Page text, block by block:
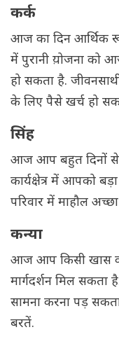
कर्क
आज का दिन आर्थिक
में पुरानी य़ोजना को
हो सकता है.
के लिए पैसे खर्च हो
सिंह
आज आप बहुत दिनों से
कार्यक्षेत्र में आपको
परिवार में माहौल
कन्या
आज आप किसी खास
मार्गदर्शन मिल सकता
सामना करना पड़
बरतें.